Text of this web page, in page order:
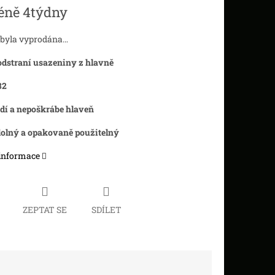
4týdny
vyprodána…
usazeniny z hlavně
a nepoškrábe hlaveň
a opakovaně použitelný
ZEPTAT SE SDÍLET